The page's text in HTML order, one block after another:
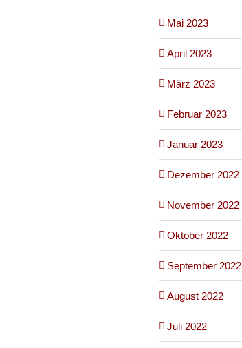
Mai 2023
April 2023
März 2023
Februar 2023
Januar 2023
Dezember 2022
November 2022
Oktober 2022
September 2022
August 2022
Juli 2022